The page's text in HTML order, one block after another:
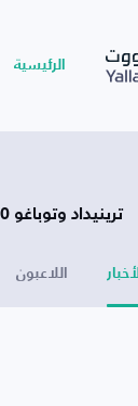
الرئيسية
ترينيداد وتوباغو U20
الأخبار اللاعبون